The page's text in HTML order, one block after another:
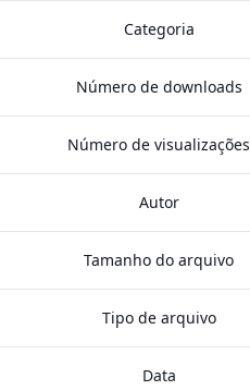
Categoria
Número de downloads
Número de visualizações
Autor
Tamanho do arquivo
Tipo de arquivo
Data